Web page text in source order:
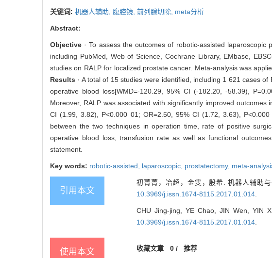
关键词: 机器人辅助, 腹腔镜, 前列腺切除, meta分析
Abstract:
Objective · To assess the outcomes of robotic-assisted
including PubMed, Web of Science, Cochrane Library, EMbase,
studies on RALP for localized prostate cancer. Meta-analysis was
Results · A total of 15 studies were identified, including 1 621 cases
operative blood loss[WMD=-120.29, 95% CI (-182.20, -58.39),
Moreover, RALP was associated with significantly improved
CI (1.99, 3.82), P<0.000 01; OR=2.50, 95% CI (1.72, 3.63),
between the two techniques in operation time, rate of positive
operative blood loss, transfusion rate as well as functional
statement.
Key words: robotic-assisted, laparoscopic, prostatectomy, meta-
引用本文
初菁菁，冶超，金雯，殷希. 机器人辅助
10.3969/j.issn.1674-8115.2017.01.014.
CHU Jing-jing, YE Chao, JIN Wen, YIN
10.3969/j.issn.1674-8115.2017.01.014.
使用本文 收藏文章 0/ 推荐